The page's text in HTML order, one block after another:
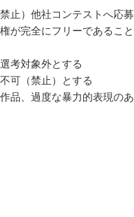
止）他社コンテストへ応募
が完全にフリーであること
考対象外とする
可（禁止）とする
品、過度な暴力的表現のあ